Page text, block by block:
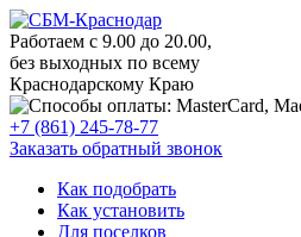
Работаем с 9.00 до 20.00,
без выходных по всему
Краснодарскому Краю
+7 (861) 245-78-77
Заказать обратный звонок
Как подобрать
Как установить
Для поселков